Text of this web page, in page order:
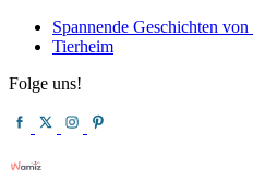
Spannende Geschichten
Tierheim
Folge uns!